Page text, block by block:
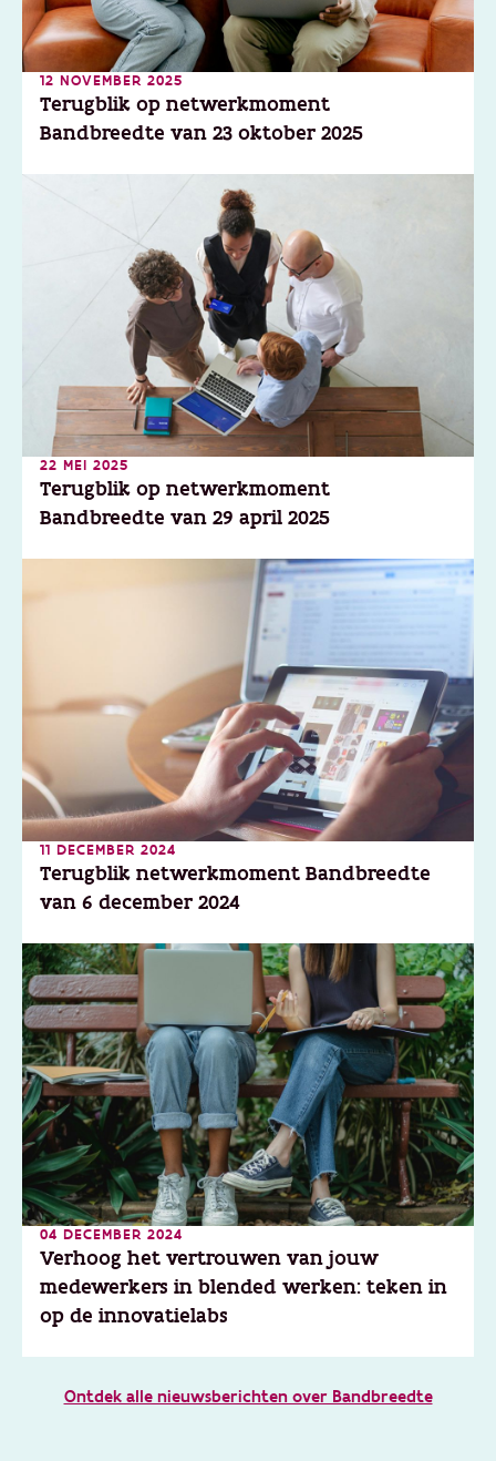
12 NOVEMBER 2025
Terugblik op netwerkmoment
Bandbreedte van 23 oktober 2025
22 MEI 2025
Terugblik op netwerkmoment
Bandbreedte van 29 april 2025
11 DECEMBER 2024
Terugblik netwerkmoment Bandbreedte
van 6 december 2024
04 DECEMBER 2024
Verhoog het vertrouwen van jouw
medewerkers in blended werken: teken in
op de innovatielabs
Ontdek alle nieuwsberichten over Bandbreedte